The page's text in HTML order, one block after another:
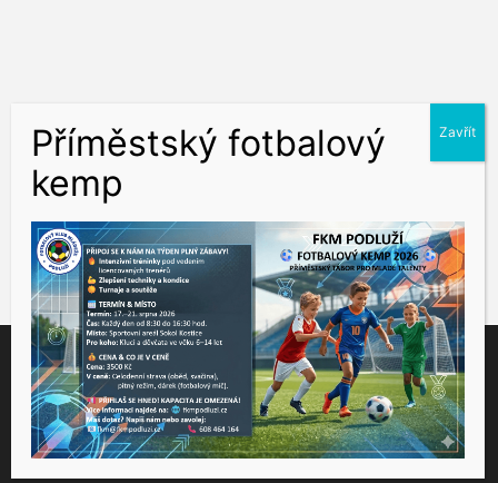
Tento web využívá soubory cookies ke správné funkčnosti a
analýze návštěvnosti. Souhlas k používání těchto dat nám
udělíte kliknutím na tlačítko "Přijmout".
Souhlas můžete odmítnoutzde
Přijmout Nastavení